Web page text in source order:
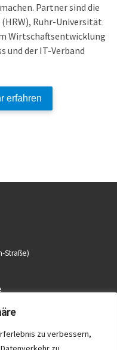
zu verbessern,
Partner sind die
Ruhr-Universität
Wirtschaftsentwicklung
und der IT-Verband
erfahren
Straße)